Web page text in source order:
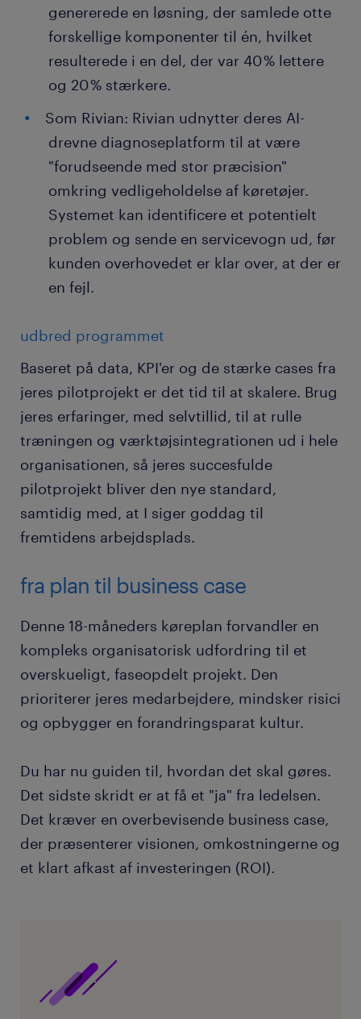
genererede en løsning, der samlede otte
forskellige komponenter til én, hvilket
resulterede i en del, der var 40 % lettere
og 20 % stærkere.
Som Rivian: Rivian udnytter deres AI-
drevne diagnoseplatform til at være
"forudseende med stor præcision"
omkring vedligeholdelse af køretøjer.
Systemet kan identificere et potentielt
problem og sende en servicevogn ud, før
kunden overhovedet er klar over, at der er
en fejl.
udbred programmet
Baseret på data, KPI'er og de stærke cases fra
jeres pilotprojekt er det tid til at skalere. Brug
jeres erfaringer, med selvtillid, til at rulle
træningen og værktøjsintegrationen ud i hele
organisationen, så jeres succesfulde
pilotprojekt bliver den nye standard,
samtidig med, at I siger goddag til
fremtidens arbejdsplads.
fra plan til business case
Denne 18-måneders køreplan forvandler en
kompleks organisatorisk udfordring til et
overskueligt, faseopdelt projekt. Den
prioriterer jeres medarbejdere, mindsker risici
og opbygger en forandringsparat kultur.
Du har nu guiden til, hvordan det skal gøres.
Det sidste skridt er at få et "ja" fra ledelsen.
Det kræver en overbevisende business case,
der præsenterer visionen, omkostningerne og
et klart afkast af investeringen (ROI).